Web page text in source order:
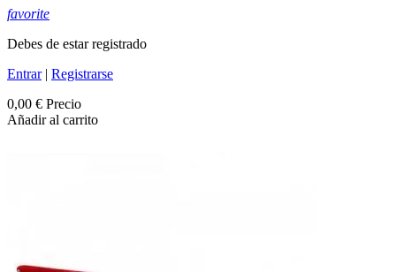
favorite
Debes de estar registrado
Entrar| Registrarse
0,00 € Precio
Añadir al carrito